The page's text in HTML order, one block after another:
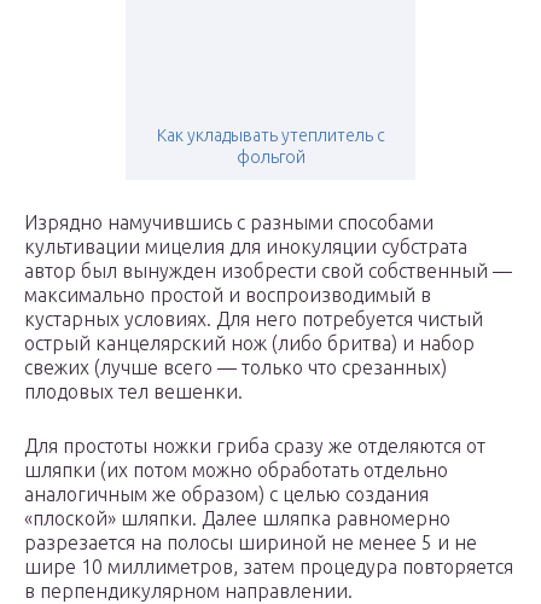
Как укладывать утеплитель с
фольгой
Изрядно намучившись с разными способами
культивации мицелия для инокуляции субстрата
автор был вынужден изобрести свой собственный —
максимально простой и воспроизводимый в
кустарных условиях. Для него потребуется чистый
острый канцелярский нож (либо бритва) и набор
свежих (лучше всего — только что срезанных)
плодовых тел вешенки.
Для простоты ножки гриба сразу же отделяются от
шляпки (их потом можно обработать отдельно
аналогичным же образом) с целью создания
«плоской» шляпки. Далее шляпка равномерно
разрезается на полосы шириной не менее 5 и не
шире 10 миллиметров, затем процедура повторяется
в перпендикулярном направлении.